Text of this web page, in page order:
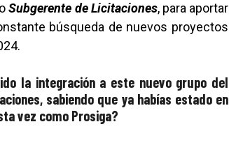
Subgerente de Licitaciones, para aportar
búsqueda de nuevos proyectos
la integración a este nuevo grupo del
sabiendo que ya habías estado en
vez como Prosiga?